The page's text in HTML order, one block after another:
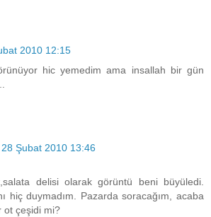
2010 12:15
hic yemedim ama insallah bir gün
28 Şubat 2010 13:46
delisi olarak görüntü beni büyüledi.
hiç duymadım. Pazarda soracağım, acaba
ot çeşidi mi?